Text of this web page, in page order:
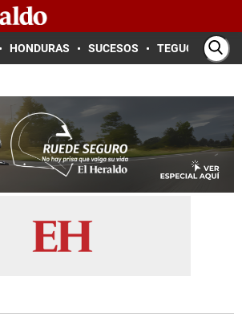
HONDURAS SUCESOS TEGUCIGALPA